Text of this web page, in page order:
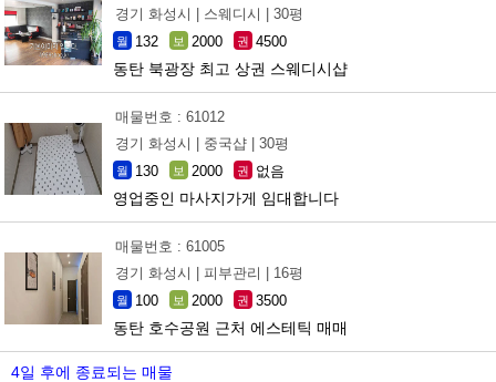
경기 화성시 |
스웨디시 | 30평
월 132 보 2000 권 4500
동탄 북광장 최고 상권 스웨디시샵
매물번호 : 61012
경기 화성시 |
중국샵 | 30평
월 130 보 2000 권 없음
영업중인 마사지가게 임대합니다
매물번호 : 61005
경기 화성시 |
피부관리 | 16평
월 100 보 2000 권 3500
동탄 호수공원 근처 에스테틱 매매
4일 후에 종료되는 매물